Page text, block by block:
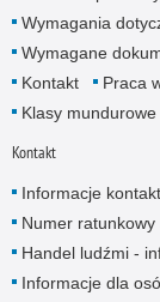
Wymagania
Wymagane
Kontakt
Praca
Klasy mundurowe
Kontakt
Informacje
Numer ratunkowy
Handel ludźmi -
Informacje dla